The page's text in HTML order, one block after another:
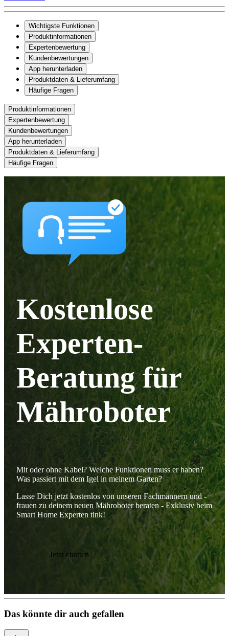
Wichtigste Funktionen
Produktinformationen
Expertenbewertung
Kundenbewertungen
App herunterladen
Produktdaten & Lieferumfang
Häufige Fragen
Produktinformationen
Expertenbewertung
Kundenbewertungen
App herunterladen
Produktdaten & Lieferumfang
Häufige Fragen
Kostenlose
Experten-
Beratung für
Mähroboter
Mit oder ohne Kabel? Welche Funktionen muss er haben?
Was passiert mit dem Igel in meinem Garten?
Lasse Dich jetzt kostenlos von unseren Fachmännern und -
frauen zu deinem neuen Mähroboter beraten - Exklusiv beim
Smart Home Experten tink!
Jetzt chatten
Das könnte dir auch gefallen